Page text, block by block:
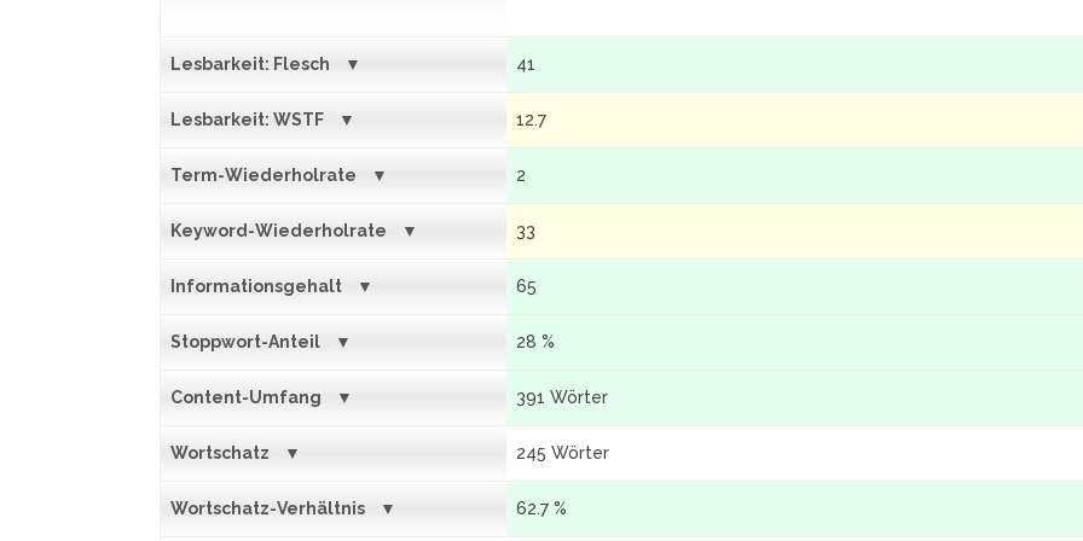
Lesbarkeit: Flesch 41
Lesbarkeit: WSTF 12.7
Term-Wiederholrate 2
Keyword-Wiederholrate 33
Informationsgehalt 65
Stoppwort-Anteil 28 %
Content-Umfang 391 Wörter
Wortschatz 245 Wörter
Wortschatz-Verhältnis 62.7 %